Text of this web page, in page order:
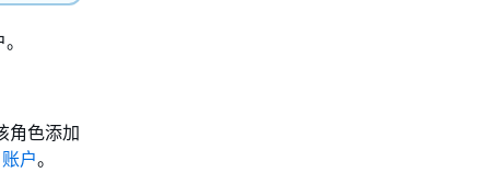
角色添加
户。